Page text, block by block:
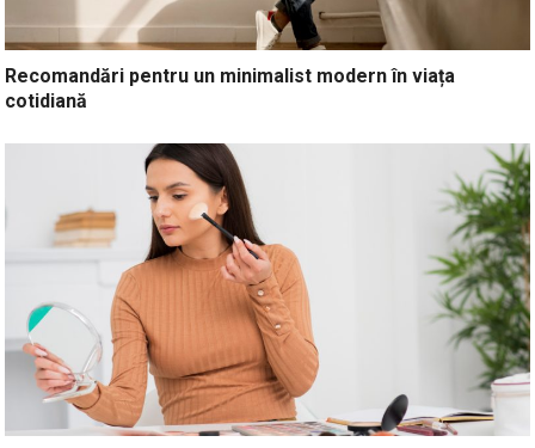
Recomandări pentru un minimalist modern în viața
cotidiană